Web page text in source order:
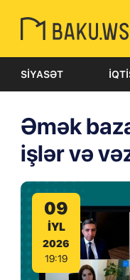
SIYASƏT
Əmək
işlər və
09
IYL
2026
19:19